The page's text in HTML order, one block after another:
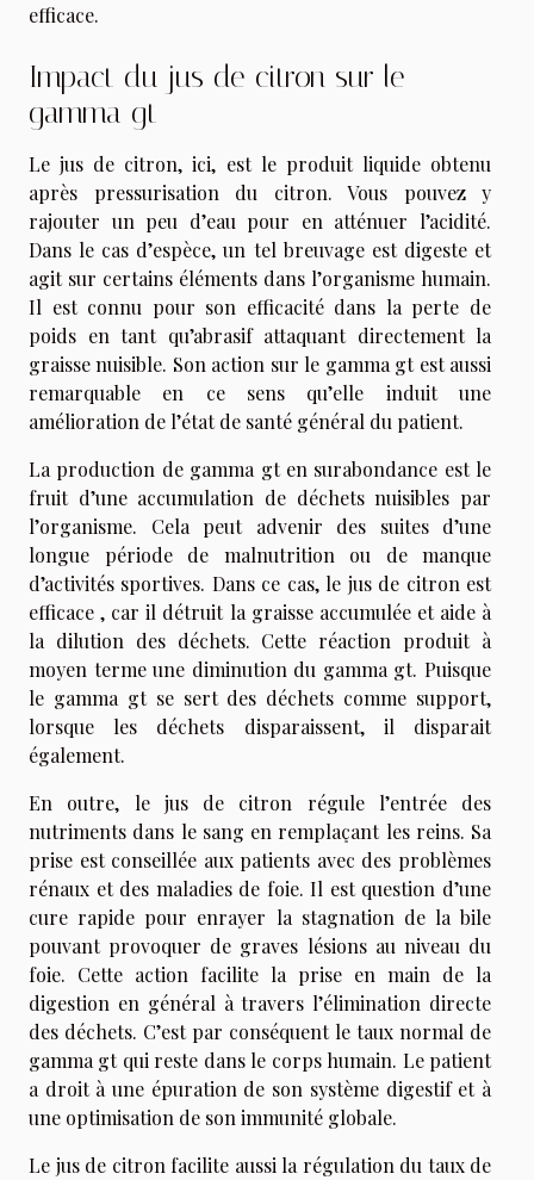
efficace.
Impact du jus de citron sur le
gamma gt
Le jus de citron, ici, est le produit liquide obtenu
après pressurisation du citron. Vous pouvez y
rajouter un peu d’eau pour en atténuer l’acidité.
Dans le cas d’espèce, un tel breuvage est digeste et
agit sur certains éléments dans l’organisme humain.
Il est connu pour son efficacité dans la perte de
poids en tant qu’abrasif attaquant directement la
graisse nuisible. Son action sur le gamma gt est aussi
remarquable en ce sens qu’elle induit une
amélioration de l’état de santé général du patient.
La production de gamma gt en surabondance est le
fruit d’une accumulation de déchets nuisibles par
l’organisme. Cela peut advenir des suites d’une
longue période de malnutrition ou de manque
d’activités sportives. Dans ce cas, le jus de citron est
efficace , car il détruit la graisse accumulée et aide à
la dilution des déchets. Cette réaction produit à
moyen terme une diminution du gamma gt. Puisque
le gamma gt se sert des déchets comme support,
lorsque les déchets disparaissent, il disparait
également.
En outre, le jus de citron régule l’entrée des
nutriments dans le sang en remplaçant les reins. Sa
prise est conseillée aux patients avec des problèmes
rénaux et des maladies de foie. Il est question d’une
cure rapide pour enrayer la stagnation de la bile
pouvant provoquer de graves lésions au niveau du
foie. Cette action facilite la prise en main de la
digestion en général à travers l’élimination directe
des déchets. C’est par conséquent le taux normal de
gamma gt qui reste dans le corps humain. Le patient
a droit à une épuration de son système digestif et à
une optimisation de son immunité globale.
Le jus de citron facilite aussi la régulation du taux de